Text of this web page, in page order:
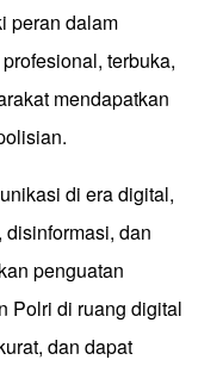
peran dalam
terbuka,
mendapatkan
di era digital,
dan
penguatan
Polri di ruang digital
dan dapat